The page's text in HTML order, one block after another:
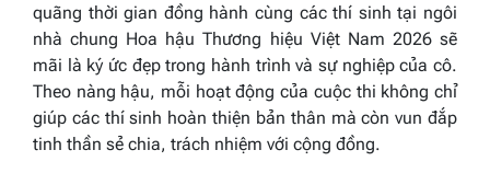
quãng thời gian đồng hành cùng các thí sinh tại ngôi
nhà chung Hoa hậu Thương hiệu Việt Nam 2026 sẽ
mãi là ký ức đẹp trong hành trình và sự nghiệp của cô.
Theo nàng hậu, mỗi hoạt động của cuộc thi không chỉ
giúp các thí sinh hoàn thiện bản thân mà còn vun đắp
tinh thần sẻ chia, trách nhiệm với cộng đồng.